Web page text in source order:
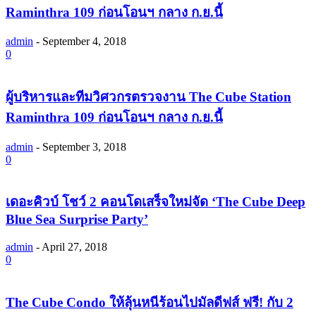
Raminthra 109 ก่อนโอนฯ กลาง ก.ย.นี้
admin - September 4, 2018
0
ผู้บริหารและทีมวิศวกรตรวจงาน The Cube Station
Raminthra 109 ก่อนโอนฯ กลาง ก.ย.นี้
admin - September 3, 2018
0
เดอะคิวบ์ โชว์ 2 คอนโดเสร็จใหม่จัด ‘The Cube Deep
Blue Sea Surprise Party’
admin - April 27, 2018
0
The Cube Condo ให้ลุ้นหนีร้อนไปมัลดีฟส์ ฟรี! กับ 2